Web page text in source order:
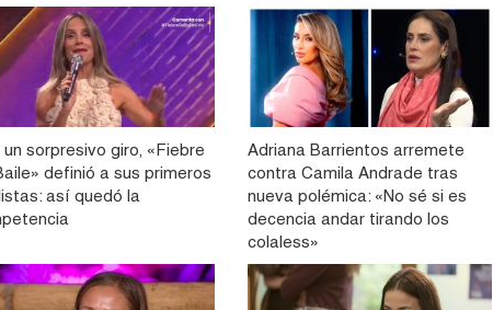
un sorpresivo giro, «Fiebre
definió a sus primeros
así quedó la
Adriana Barrientos arremete
contra Camila Andrade tras
nueva polémica: «No sé si es
decencia andar tirando los
colaless»